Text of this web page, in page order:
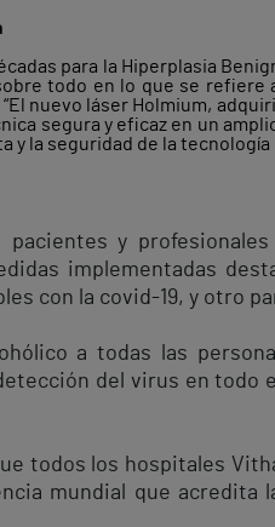
para la Hiperplasia
todo en lo que se refiere
nuevo láser Holmium,
segura y eficaz en un
la seguridad de la tecnología
y
implementadas
con la covid-19, y otro
a todas las
del virus en todo
todos los hospitales
mundial que acredita